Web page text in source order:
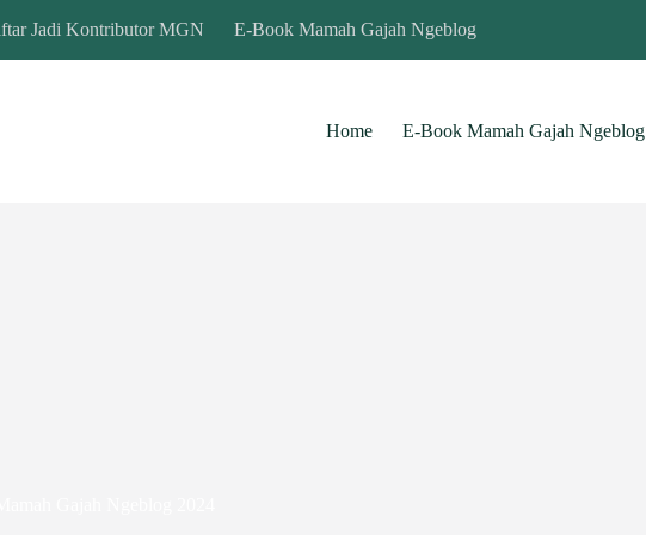
Jadi Kontributor MGN E-Book Mamah Gajah Ngeblog
Home E-Book Mamah Gajah Ngeblog